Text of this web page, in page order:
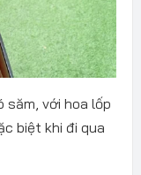
săm, với hoa lốp
biệt khi đi qua